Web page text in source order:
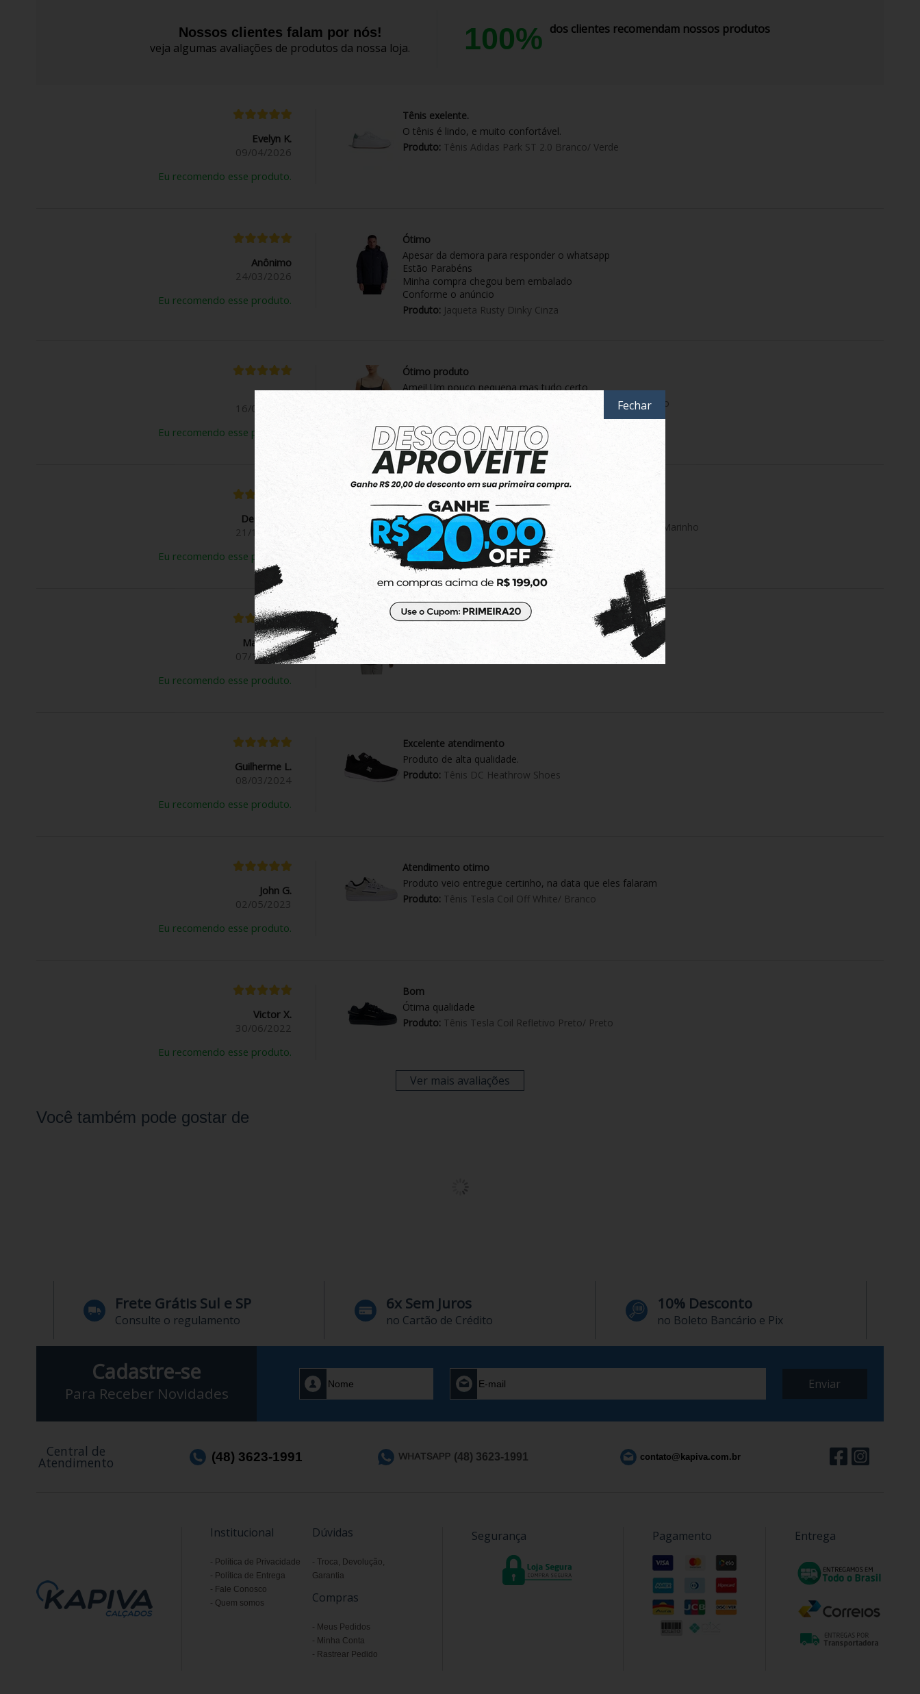
Nossos clientes falam por nós!
veja algumas avaliações de produtos da nossa loja.
100% dos clientes recomendam nossos produtos
Evelyn K.
09/04/2026
Eu recomendo esse produto.
Tênis exelente.
O tênis é lindo, e muito confortável.
Produto: Tênis Adidas Park ST 2.0 Branco/ Verde
Anônimo
24/03/2026
Eu recomendo esse produto.
Ótimo
Apesar da demora para responder o whatsapp
Estão Parabéns
Minha compra chegou bem embalado
Conforme o anúncio
Produto: Jaqueta Rusty Dinky Cinza
Rose B.
16/03/2026
Eu recomendo esse produto.
Ótimo produto
Amei! Um pouco pequena mas tudo certo
Top Adidas Originals Regata Essentials Swim Preto
Deivison N.
21/11/2025
Eu recomendo esse produto.
Perfeito , produto tudo certo !
Produto:Moletom Adidas Aberto Essentials 3-Stripes Azul Marinho
Mauricio S.
07/11/2025
Eu recomendo esse produto.
Camiseta Top!
Camiseta Adidas Manga Curta Workout Preta
Guilherme L.
08/03/2024
Eu recomendo esse produto.
Excelente atendimento
Produto de alta qualidade.
Produto: Tênis DC Heathrow Shoes
John G.
02/05/2023
Eu recomendo esse produto.
Atendimento otimo
Produto veio entregue certinho, na data que eles falaram
Produto: Tênis Tesla Coil Off White/ Branco
Victor X.
30/06/2022
Eu recomendo esse produto.
Bom
Ótima qualidade
Produto: Tênis Tesla Coil Refletivo Preto/ Preto
Ver mais avaliações
Você também pode gostar de
Frete Grátis Sul e SP
Consulte o regulamento
6x Sem Juros
no Cartão de Crédito
10% Desconto
no Boleto Bancário e Pix
Cadastre-se
Para Receber Novidades
Central de
Atendimento (48) 3623-1991 (48) 3623-1991 contato@kapiva.com.br
Institucional
Política de Privacidade
Política de Entrega
Fale Conosco
Quem somos
Dúvidas
Troca, Devolução,
Garantia
Compras
Meus Pedidos
Minha Conta
Rastrear Pedido
Segurança Pagamento Entrega
Fechar